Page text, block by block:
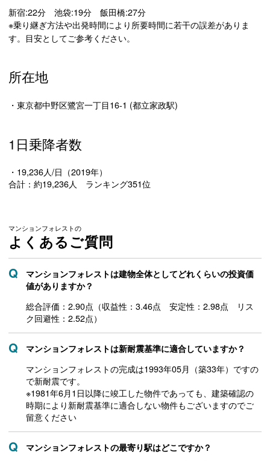
新宿:22分 池袋:19分 飯田橋:27分
※乗り継ぎ方法や出発時間により所要時間に若干の誤差がありま
す。目安としてご参考ください。
所在地
・東京都中野区鷺宮一丁目16-1 (都立家政駅)
1日乗降者数
・19,236人/日（2019年）
合計：約19,236人 ランキング351位
マンションフォレストの
よくあるご質問
マンションフォレストは建物全体としてどれくらいの投資価
値がありますか？
総合評価：2.90点（収益性：3.46点 安定性：2.98点 リス
ク回避性：2.52点）
マンションフォレストは新耐震基準に適合していますか？
マンションフォレストの完成は1993年05月（築33年）ですの
で新耐震です。
※1981年6月1日以降に竣工した物件であっても、建築確認の
時期により新耐震基準に適合しない物件もございますのでご
留意ください
マンションフォレストの最寄り駅はどこですか？